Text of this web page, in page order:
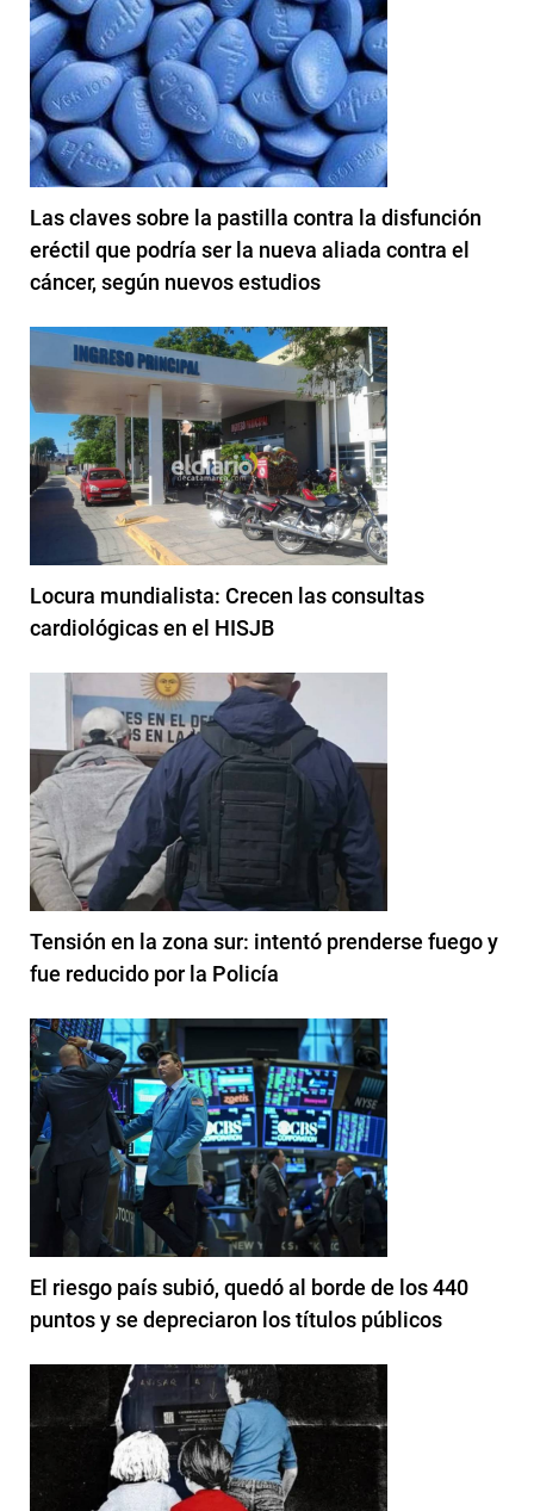
Las claves sobre la pastilla contra la disfunción
eréctil que podría ser la nueva aliada contra el
cáncer, según nuevos estudios
Locura mundialista: Crecen las consultas
cardiológicas en el HISJB
Tensión en la zona sur: intentó prenderse fuego y
fue reducido por la Policía
El riesgo país subió, quedó al borde de los 440
puntos y se depreciaron los títulos públicos